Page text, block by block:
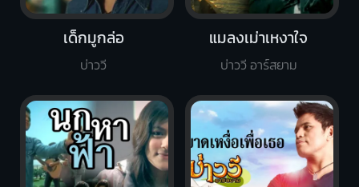
แมลงเม่าเหงาใจ
บ่าววี อาร์สยาม
เด็กมูกล่อ
บ่าววี